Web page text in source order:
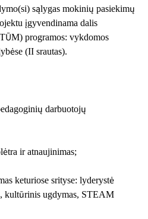
sąlygas mokinių pasiekimų
įgyvendinama dalis
programos: vykdomos
(II srautas).
darbuotojų
ir atnaujinimas;
keturiose srityse: lyderystė
kultūrinis ugdymas, STEAM